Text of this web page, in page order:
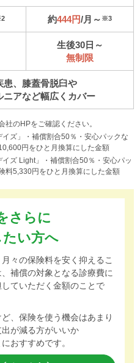
約444円/月～ ※3
生後30日～
無制限
患、膝蓋骨脱臼や
ニアなど幅広くカバー
社のHPをご確認ください。
ズ」・補償割合50％・安心パックな
円をひと月換算にした金額
ズ Light」・補償割合50％・安心パッ
料5,330円をひと月換算にした金額
さらに
い方へ
々の保険料を安く抑えるこ
補償の対象となる診療費に
ていただく金額のことで
、保険を使う機会はあまり
が減る方がいいか
おすすめです。